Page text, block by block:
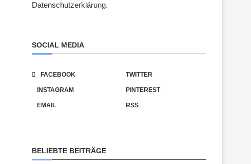
Datenschutzerklärung.
SOCIAL MEDIA
FACEBOOK TWITTER
INSTAGRAM PINTEREST
EMAIL RSS
BELIEBTE BEITRÄGE